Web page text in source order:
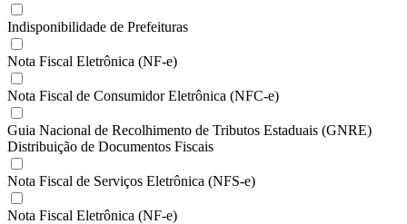
Indisponibilidade de Prefeituras
Nota Fiscal Eletrônica (NF-e)
Nota Fiscal de Consumidor Eletrônica (NFC-e)
Guia Nacional de Recolhimento de Tributos Estaduais (GNRE)
Distribuição de Documentos Fiscais
Nota Fiscal de Serviços Eletrônica (NFS-e)
Nota Fiscal Eletrônica (NF-e)